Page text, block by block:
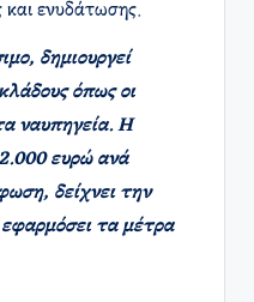
και ενυδάτωσης.
δημιουργεί
όπως οι
ναυπηγεία. Η
ευρώ ανά
δείχνει την
τα μέτρα